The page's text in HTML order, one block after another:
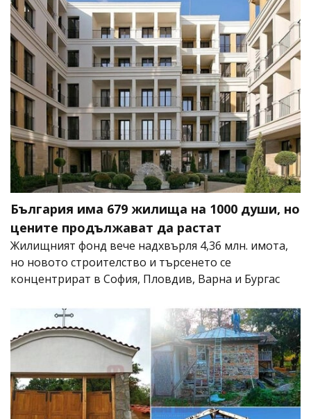
България има 679 жилища на 1000 души, но
цените продължават да растат
Жилищният фонд вече надхвърля 4,36 млн. имота,
но новото строителство и търсенето се
концентрират в София, Пловдив, Варна и Бургас